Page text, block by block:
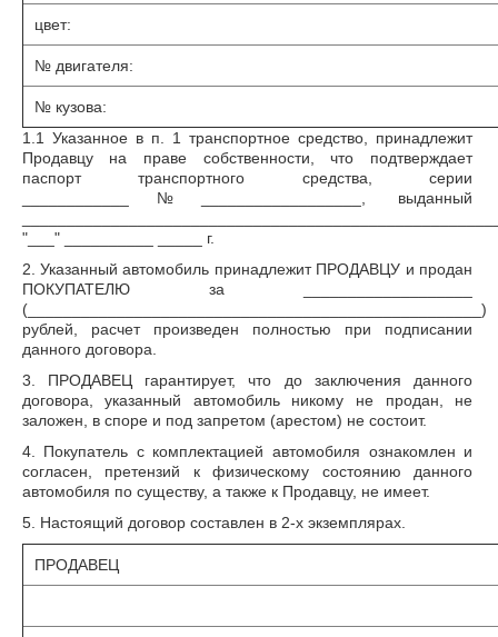
цвет:
№ двигателя:
№ кузова:
1.1 Указанное в п. 1 транспортное средство, принадлежит
Продавцу на праве собственности, что подтверждает
паспорт транспортного средства, серии
____________№__________________, выданный
"___" __________ _____ г.
2. Указанный автомобиль принадлежит ПРОДАВЦУ и продан
ПОКУПАТЕЛЮ за ___________________
(___________________________________________________)
рублей, расчет произведен полностью при подписании
данного договора.
3. ПРОДАВЕЦ гарантирует, что до заключения данного
договора, указанный автомобиль никому не продан, не
заложен, в споре и под запретом (арестом) не состоит.
4. Покупатель с комплектацией автомобиля ознакомлен и
согласен, претензий к физическому состоянию данного
автомобиля по существу, а также к Продавцу, не имеет.
5. Настоящий договор составлен в 2-х экземплярах.
ПРОДАВЕЦ